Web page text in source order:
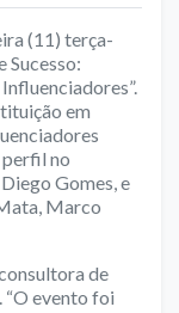
(11) terça-
Sucesso:
em
perfil no
Gomes, e
Marco
de
“O evento foi